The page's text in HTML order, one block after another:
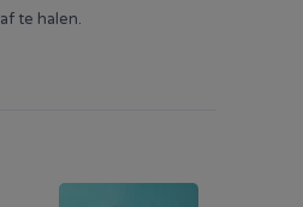
af te halen.